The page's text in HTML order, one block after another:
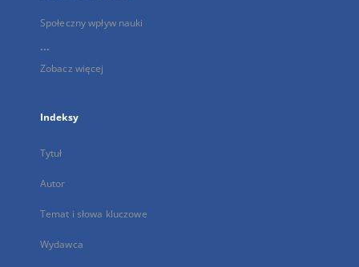
Społeczny wpływ nauki
...
Zobacz więcej
Indeksy
Tytuł
Autor
Temat i słowa kluczowe
Wydawca